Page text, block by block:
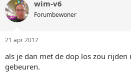
wim-v6
Forumbewoner
21 apr 2012
als je dan met de dop los zou
gebeuren.